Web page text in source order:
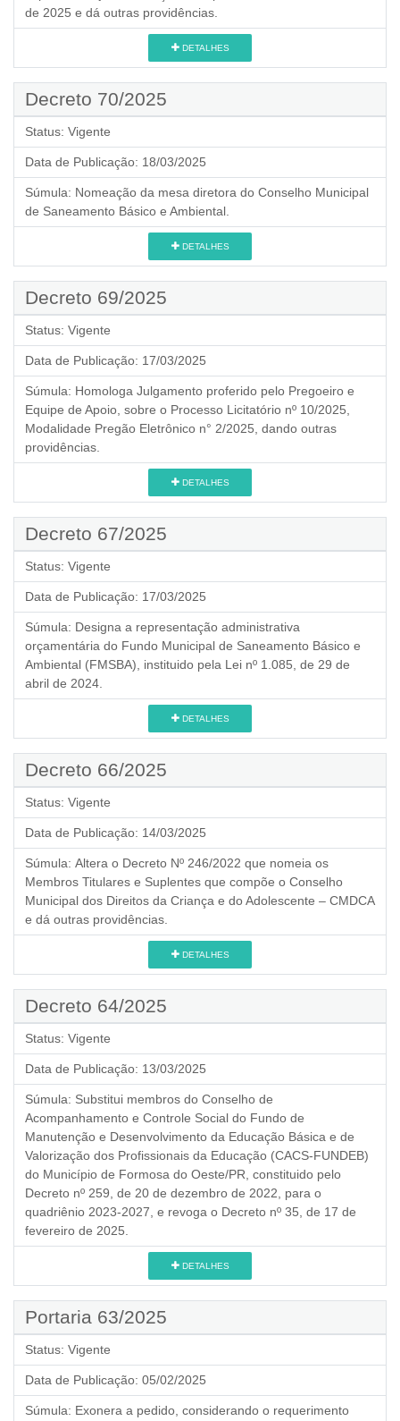
de 2025 e dá outras providências.
DETALHES
Decreto 70/2025
Status: Vigente
Data de Publicação: 18/03/2025
Súmula: Nomeação da mesa diretora do Conselho Municipal
de Saneamento Básico e Ambiental.
DETALHES
Decreto 69/2025
Status: Vigente
Data de Publicação: 17/03/2025
Súmula: Homologa Julgamento proferido pelo Pregoeiro e
Equipe de Apoio, sobre o Processo Licitatório nº 10/2025,
Modalidade Pregão Eletrônico n° 2/2025, dando outras
providências.
DETALHES
Decreto 67/2025
Status: Vigente
Data de Publicação: 17/03/2025
Súmula: Designa a representação administrativa
orçamentária do Fundo Municipal de Saneamento Básico e
Ambiental (FMSBA), instituido pela Lei nº 1.085, de 29 de
abril de 2024.
DETALHES
Decreto 66/2025
Status: Vigente
Data de Publicação: 14/03/2025
Súmula: Altera o Decreto Nº 246/2022 que nomeia os
Membros Titulares e Suplentes que compõe o Conselho
Municipal dos Direitos da Criança e do Adolescente – CMDCA
e dá outras providências.
DETALHES
Decreto 64/2025
Status: Vigente
Data de Publicação: 13/03/2025
Súmula: Substitui membros do Conselho de
Acompanhamento e Controle Social do Fundo de
Manutenção e Desenvolvimento da Educação Básica e de
Valorização dos Profissionais da Educação (CACS-FUNDEB)
do Município de Formosa do Oeste/PR, constituido pelo
Decreto nº 259, de 20 de dezembro de 2022, para o
quadriênio 2023-2027, e revoga o Decreto nº 35, de 17 de
fevereiro de 2025.
DETALHES
Portaria 63/2025
Status: Vigente
Data de Publicação: 05/02/2025
Súmula: Exonera a pedido, considerando o requerimento